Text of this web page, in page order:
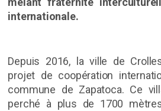
internationale.
Depuis 2016, la ville de
projet de coopération
commune de Zapatoca. Ce
perché à plus de 1700